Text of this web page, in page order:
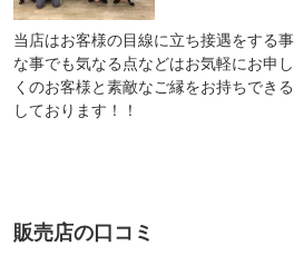
当店はお客様の目線に立ち接遇をする
な事でも気なる点などはお気軽にお申
くのお客様と素敵なご縁をお持ちでき
しております！！
販売店の口コミ